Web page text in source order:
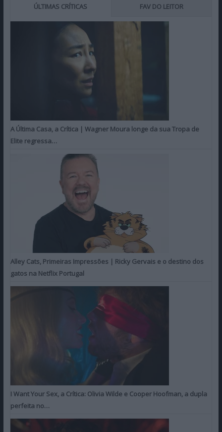
ÚLTIMAS CRÍTICAS FAV DO LEITOR
A Última Casa, a Crítica | Wagner Moura longe da sua Tropa de
Elite regressa…
Alley Cats, Primeiras Impressões | Ricky Gervais e o destino dos
gatos na Netflix Portugal
I Want Your Sex, a Crítica: Olivia Wilde e Cooper Hoofman, a dupla
perfeita no…